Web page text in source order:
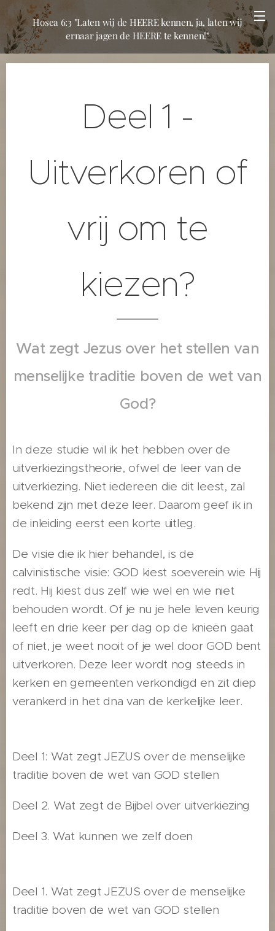
Hosea 6:3 "Laten wij de HEERE kennen, ja, laten wij
ernaar jagen de HEERE te kennen!"
Deel 1 -
Uitverkoren of
vrij om te
kiezen?
Wat zegt Jezus over het stellen van
menselijke traditie boven de wet van
God?
In deze studie wil ik het hebben over de
uitverkiezingstheorie, ofwel de leer van de
uitverkiezing. Niet iedereen die dit leest, zal
bekend zijn met deze leer. Daarom geef ik in
de inleiding eerst een korte uitleg.
De visie die ik hier behandel, is de
calvinistische visie: GOD kiest soeverein wie Hij
redt. Hij kiest dus zelf wie wel en wie niet
behouden wordt. Of je nu je hele leven keurig
leeft en drie keer per dag op de knieën gaat
of niet, je weet nooit of je wel door GOD bent
uitverkoren. Deze leer wordt nog steeds in
kerken en gemeenten verkondigd en zit diep
verankerd in het dna van de kerkelijke leer.
Deel 1: Wat zegt JEZUS over de menselijke
traditie boven de wet van GOD stellen
Deel 2. Wat zegt de Bijbel over uitverkiezing
Deel 3. Wat kunnen we zelf doen
Deel 1. Wat zegt JEZUS over de menselijke
traditie boven de wet van GOD stellen